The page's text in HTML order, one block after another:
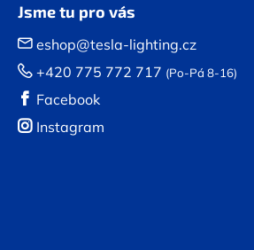
Jsme tu pro vás
eshop@tesla-lighting.cz
+420 775 772 717 (Po-Pá 8-16)
Facebook
Instagram